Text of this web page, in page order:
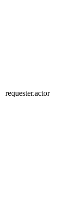
requester.actor